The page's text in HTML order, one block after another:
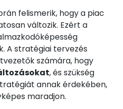
felismerik, hogy a piac
változik. Ezért a
A stratégiai tervezés
számára, hogy
, és szükség
annak érdekében,
maradjon.